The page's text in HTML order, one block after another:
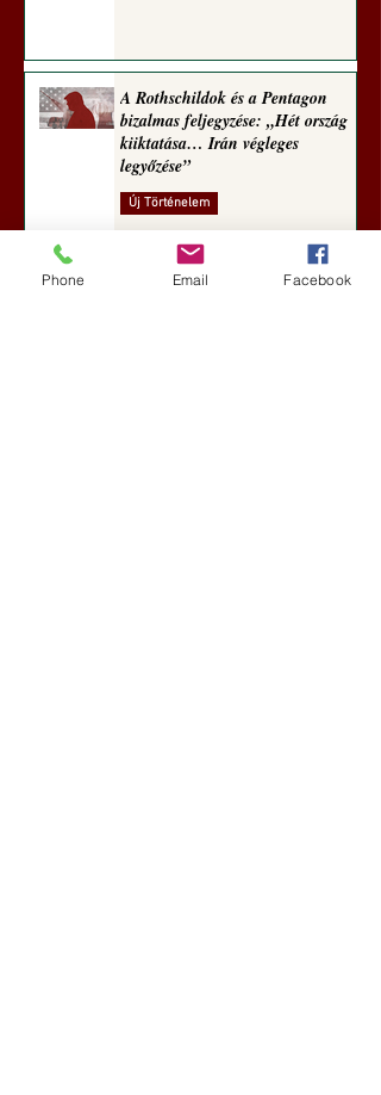
A Rothschildok és a Pentagon
bizalmas feljegyzése: „Hét ország
kiiktatása… Irán végleges
legyőzése”
Új Történelem
6 nappal ezelőtt
Phone Email Facebook